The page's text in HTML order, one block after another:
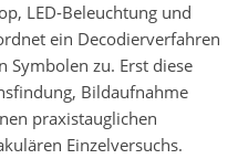
LED-Beleuchtung und
ein Decodierverfahren
Symbolen zu. Erst diese
Bildaufnahme
praxistauglichen
Einzelversuchs.